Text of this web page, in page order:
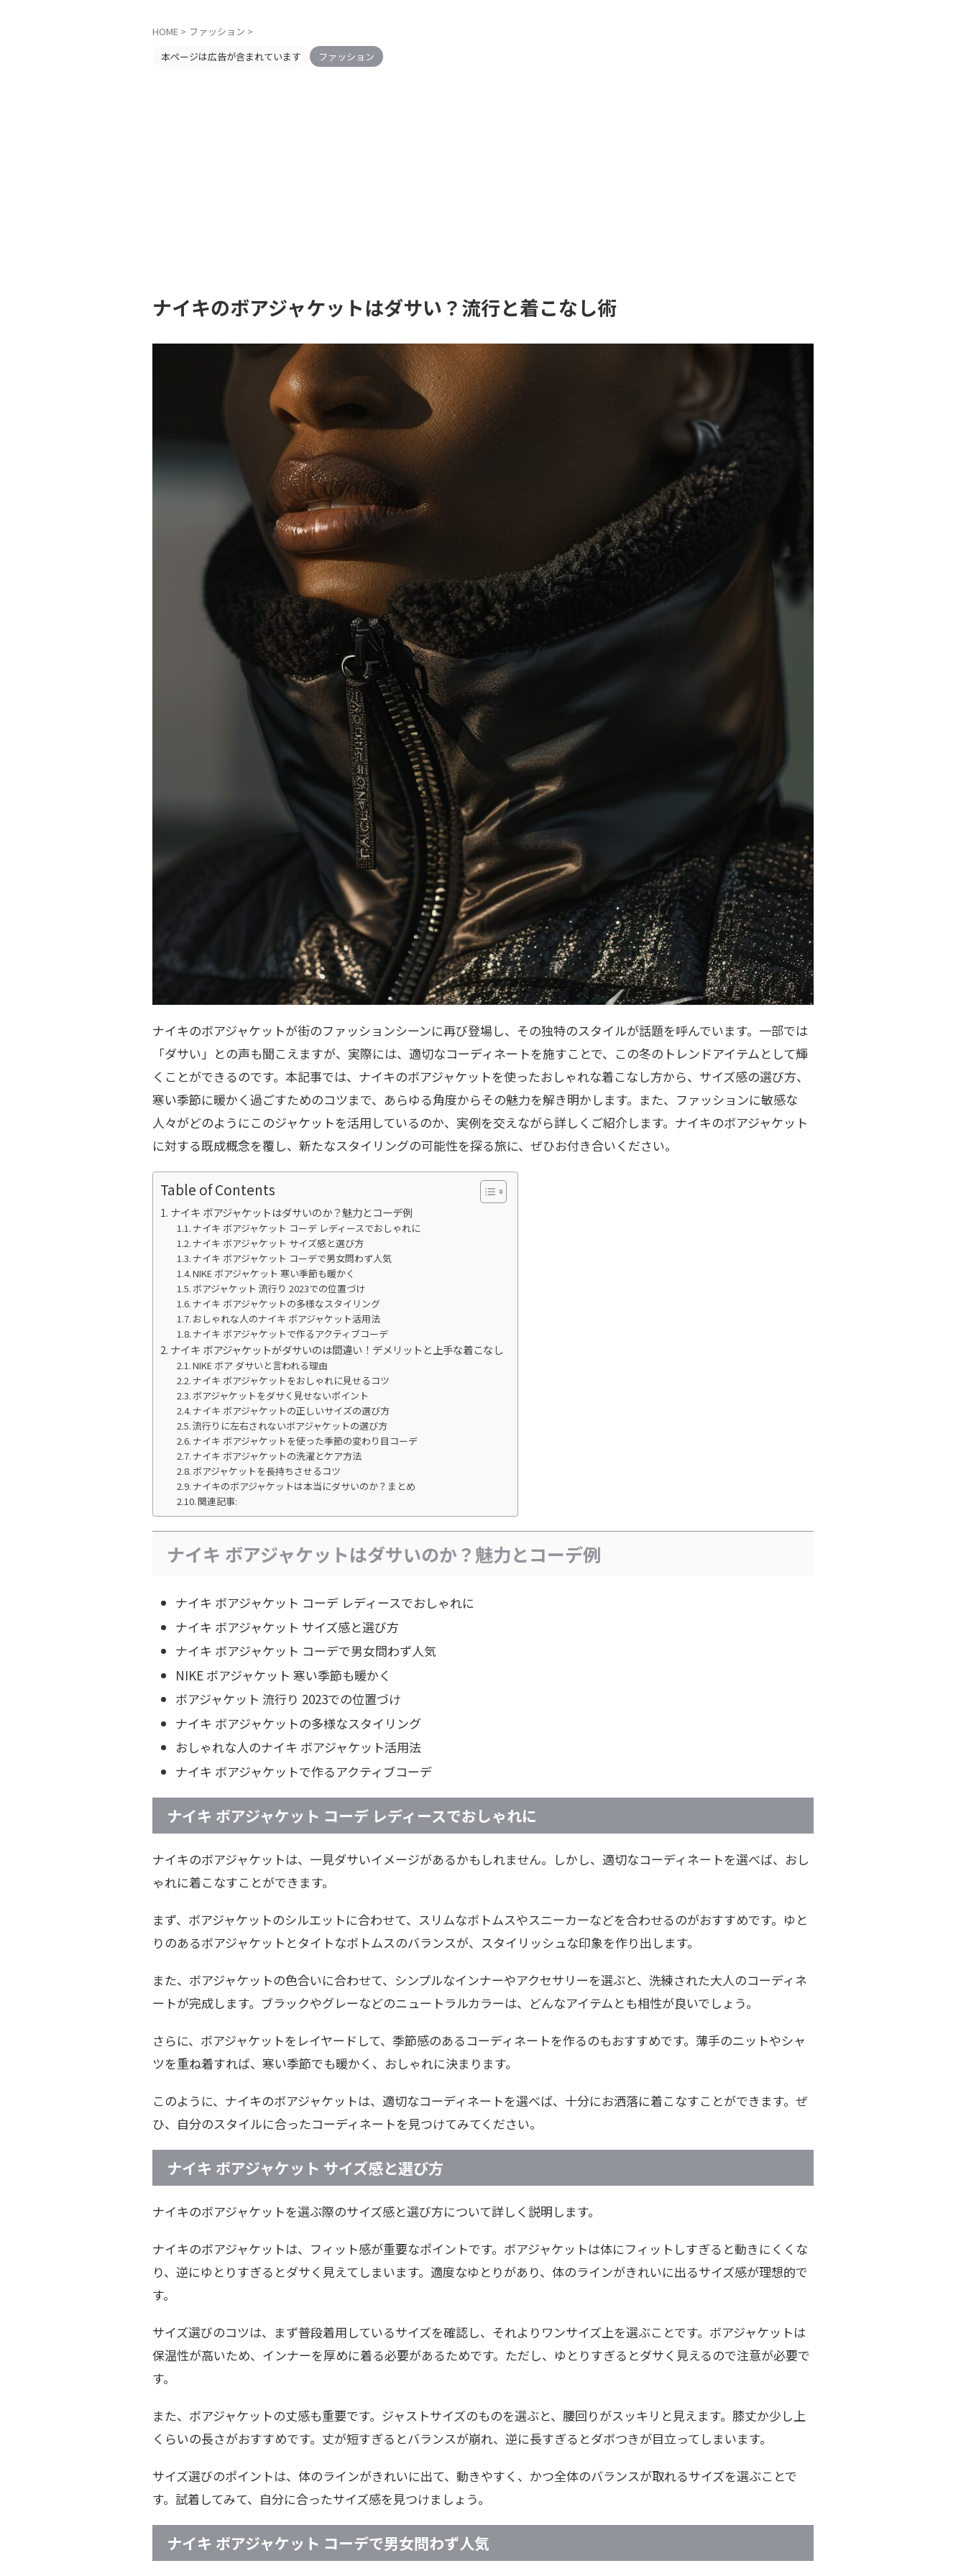
HOME > ファッション >
本ページは広告が含まれています
ファッション
ナイキのボアジャケットはダサい？流行と着こなし術
ナイキのボアジャケットが街のファッションシーンに再び登場し、その独特のスタイルが話題を呼んでいます。一部では
「ダサい」との声も聞こえますが、実際には、適切なコーディネートを施すことで、この冬のトレンドアイテムとして輝
くことができるのです。本記事では、ナイキのボアジャケットを使ったおしゃれな着こなし方から、サイズ感の選び方、
寒い季節に暖かく過ごすためのコツまで、あらゆる角度からその魅力を解き明かします。また、ファッションに敏感な
人々がどのようにこのジャケットを活用しているのか、実例を交えながら詳しくご紹介します。ナイキのボアジャケット
に対する既成概念を覆し、新たなスタイリングの可能性を探る旅に、ぜひお付き合いください。
Table of Contents
ナイキ ボアジャケットはダサいのか？魅力とコーデ例
ナイキ ボアジャケット コーデ レディースでおしゃれに
ナイキ ボアジャケット サイズ感と選び方
ナイキ ボアジャケット コーデで男女問わず人気
NIKE ボアジャケット 寒い季節も暖かく
ボアジャケット 流行り 2023での位置づけ
ナイキ ボアジャケットの多様なスタイリング
おしゃれな人のナイキ ボアジャケット活用法
ナイキ ボアジャケットで作るアクティブコーデ
ナイキ ボアジャケットがダサいのは間違い！デメリットと上手な着こなし
NIKE ボア ダサいと言われる理由
ナイキ ボアジャケットをおしゃれに見せるコツ
ボアジャケットをダサく見せないポイント
ナイキ ボアジャケットの正しいサイズの選び方
流行りに左右されないボアジャケットの選び方
ナイキ ボアジャケットを使った季節の変わり目コーデ
ナイキ ボアジャケットの洗濯とケア方法
ボアジャケットを長持ちさせるコツ
ナイキのボアジャケットは本当にダサいのか？まとめ
関連記事:
ナイキ ボアジャケットはダサいのか？魅力とコーデ例
ナイキ ボアジャケット コーデ レディースでおしゃれに
ナイキ ボアジャケット サイズ感と選び方
ナイキ ボアジャケット コーデで男女問わず人気
NIKE ボアジャケット 寒い季節も暖かく
ボアジャケット 流行り 2023での位置づけ
ナイキ ボアジャケットの多様なスタイリング
おしゃれな人のナイキ ボアジャケット活用法
ナイキ ボアジャケットで作るアクティブコーデ
ナイキ ボアジャケット コーデ レディースでおしゃれに
ナイキのボアジャケットは、一見ダサいイメージがあるかもしれません。しかし、適切なコーディネートを選べば、おし
ゃれに着こなすことができます。
まず、ボアジャケットのシルエットに合わせて、スリムなボトムスやスニーカーなどを合わせるのがおすすめです。ゆと
りのあるボアジャケットとタイトなボトムスのバランスが、スタイリッシュな印象を作り出します。
また、ボアジャケットの色合いに合わせて、シンプルなインナーやアクセサリーを選ぶと、洗練された大人のコーディネ
ートが完成します。ブラックやグレーなどのニュートラルカラーは、どんなアイテムとも相性が良いでしょう。
さらに、ボアジャケットをレイヤードして、季節感のあるコーディネートを作るのもおすすめです。薄手のニットやシャ
ツを重ね着すれば、寒い季節でも暖かく、おしゃれに決まります。
このように、ナイキのボアジャケットは、適切なコーディネートを選べば、十分にお洒落に着こなすことができます。ぜ
ひ、自分のスタイルに合ったコーディネートを見つけてみてください。
ナイキ ボアジャケット サイズ感と選び方
ナイキのボアジャケットを選ぶ際のサイズ感と選び方について詳しく説明します。
ナイキのボアジャケットは、フィット感が重要なポイントです。ボアジャケットは体にフィットしすぎると動きにくくな
り、逆にゆとりすぎるとダサく見えてしまいます。適度なゆとりがあり、体のラインがきれいに出るサイズ感が理想的で
す。
サイズ選びのコツは、まず普段着用しているサイズを確認し、それよりワンサイズ上を選ぶことです。ボアジャケットは
保温性が高いため、インナーを厚めに着る必要があるためです。ただし、ゆとりすぎるとダサく見えるので注意が必要で
す。
また、ボアジャケットの丈感も重要です。ジャストサイズのものを選ぶと、腰回りがスッキリと見えます。膝丈か少し上
くらいの長さがおすすめです。丈が短すぎるとバランスが崩れ、逆に長すぎるとダボつきが目立ってしまいます。
サイズ選びのポイントは、体のラインがきれいに出て、動きやすく、かつ全体のバランスが取れるサイズを選ぶことで
す。試着してみて、自分に合ったサイズ感を見つけましょう。
ナイキ ボアジャケット コーデで男女問わず人気